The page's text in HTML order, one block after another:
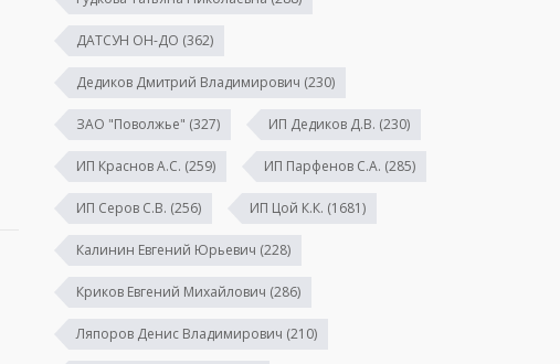
ДАТСУН ОН-ДО (362)
Дедиков Дмитрий Владимирович (230)
ЗАО "Поволжье" (327) ИП Дедиков Д.В. (230)
ИП Краснов А.С. (259) ИП Парфенов С.А. (285)
ИП Серов С.В. (256) ИП Цой К.К. (1681)
Калинин Евгений Юрьевич (228)
Криков Евгений Михайлович (286)
Ляпоров Денис Владимирович (210)